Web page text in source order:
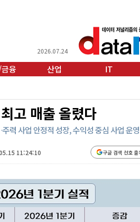
2026.07.24
융 산업 IT
고 매출 올렸다
력 사업 안정적 성장, 수익성 중심 사업 운
구글 검색 선호 출
11:24:10